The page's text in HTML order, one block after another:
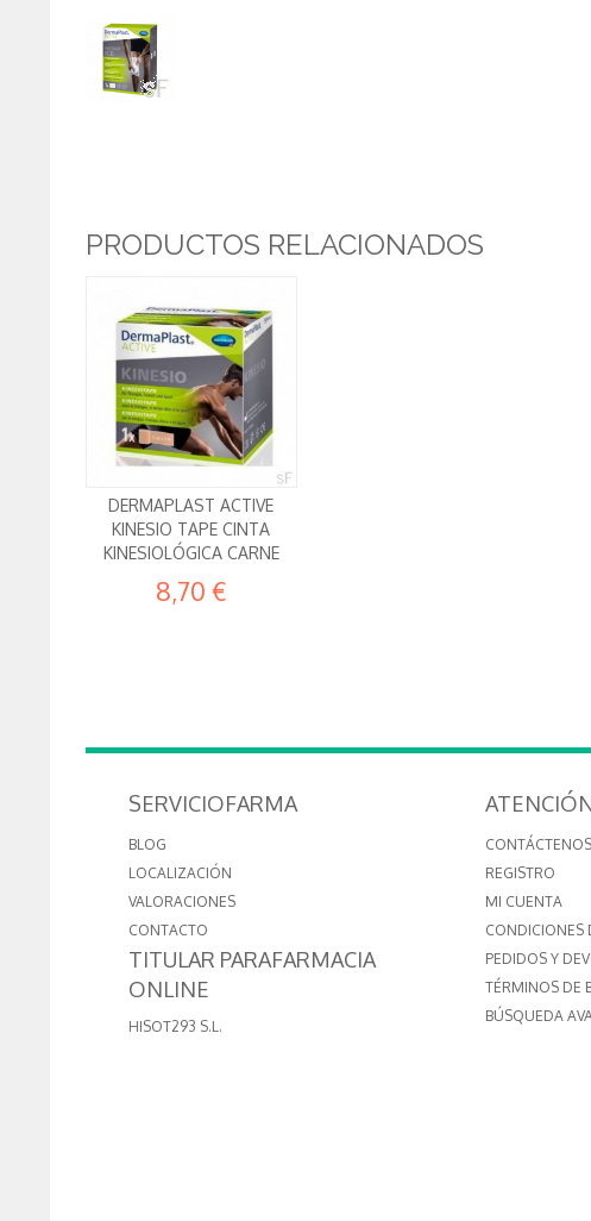
PRODUCTOS RELACIONADOS
DERMAPLAST ACTIVE
KINESIO TAPE CINTA
KINESIOLÓGICA CARNE
8,70 €
SERVICIOFARMA
BLOG
LOCALIZACIÓN
VALORACIONES
CONTACTO
TITULAR PARAFARMACIA
ONLINE
HISOT293 S.L.
CONTÁCTENOS
REGISTRO
MI CUENTA
CONDICIONES
PEDIDOS Y
TÉRMINOS DE
BÚSQUEDA